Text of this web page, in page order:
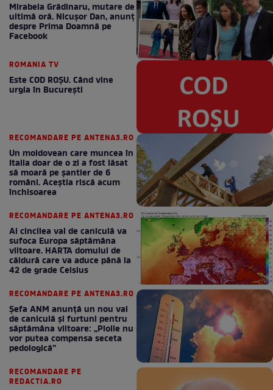
Mirabela Grădinaru, mutare de
ultimă oră. Nicuşor Dan, anunţ
despre Prima Doamnă pe
Facebook
ROMANIA TV
Este COD ROŞU. Când vine
urgia în Bucureşti
RECOMANDARE PE ANTENA3.RO
Un moldovean care muncea în
Italia doar de o zi a fost lăsat
să moară pe şantier de 6
români. Aceștia riscă acum
închisoarea
RECOMANDARE PE ANTENA3.RO
Al cincilea val de caniculă va
sufoca Europa săptămâna
viitoare. HARTA domului de
căldură care va aduce până la
42 de grade Celsius
RECOMANDARE PE ANTENA3.RO
Șefa ANM anunță un nou val
de caniculă și furtuni pentru
săptămâna viitoare: „Ploile nu
vor putea compensa seceta
pedologică”
RECOMANDARE PE
REDACTIA.RO